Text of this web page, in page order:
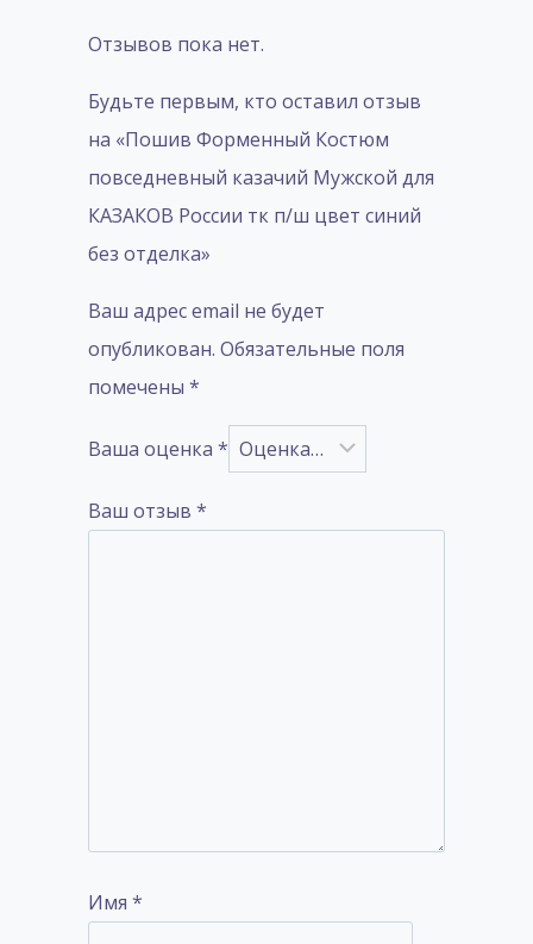
Отзывов пока нет.
Будьте первым, кто оставил отзыв
на «Пошив Форменный Костюм
повседневный казачий Мужской для
КАЗАКОВ России тк п/ш цвет синий
без отделка»
Ваш адрес email не будет
опубликован. Обязательные поля
помечены*
Ваша оценка*
Ваш отзыв*
Имя*